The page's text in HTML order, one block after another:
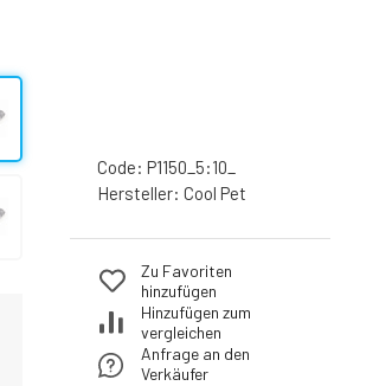
Code: P1150_5:10_
Hersteller: Cool Pet
Zu Favoriten
hinzufügen
Hinzufügen zum
vergleichen
Anfrage an den
Verkäufer